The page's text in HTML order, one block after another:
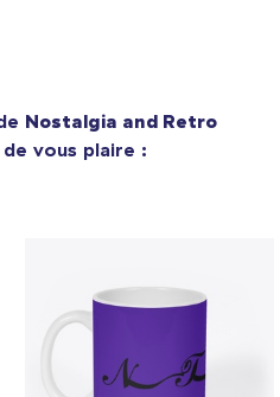
Nostalgia and Retro
vous plaire :